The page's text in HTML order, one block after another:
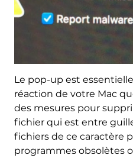
Le pop-up est
réaction de votre Mac
des mesures pour
fichier qui est entre
fichiers de ce caractère
programmes obsolètes